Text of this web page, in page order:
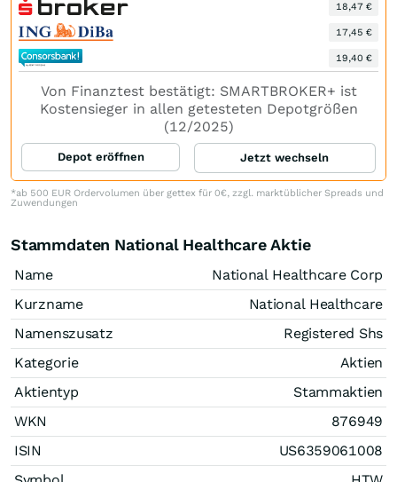
18,47 €
17,45 €
19,40 €
Von Finanztest bestätigt: SMARTBROKER+ ist
Kostensieger in allen getesteten Depotgrößen
(12/2025)
Depot eröffnen Jetzt wechseln
*ab 500 EUR Ordervolumen über gettex für 0€, zzgl. marktüblicher Spreads und
Zuwendungen
Stammdaten National Healthcare Aktie
Name
National Healthcare Corp
Kurzname
National Healthcare
Namenszusatz
Registered Shs
Kategorie
Aktien
Aktientyp
Stammaktien
WKN
876949
ISIN
US6359061008